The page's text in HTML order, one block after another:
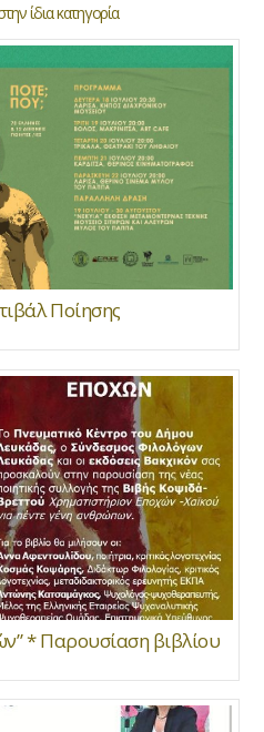
ίδια κατηγορία
Ποίησης
* Παρουσίαση βιβλίου